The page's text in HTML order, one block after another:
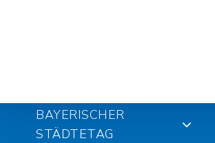
BAYERISCHER
STÄDTETAG